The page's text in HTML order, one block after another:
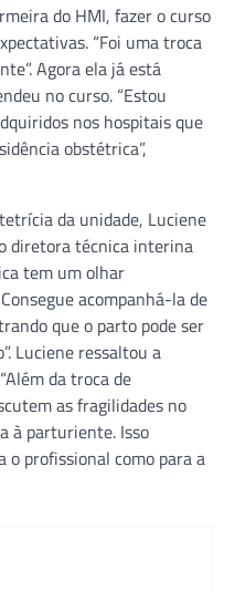
do HMI, fazer o curso
“Foi uma troca
Agora ela já está
no curso. “Estou
nos hospitais que
obstétrica”,
da unidade, Luciene
diretora técnica interina
tem um olhar
acompanhá-la de
que o parto pode ser
Luciene ressaltou a
da troca de
as fragilidades no
à parturiente. Isso
profissional como para a